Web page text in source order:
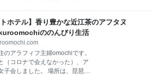
味がよくあって、サッパリと美
いているので、暑い夏にピッタ
ので、いろいろ試してみたいで
ニューは、こんな感じ。 トッピ
ラアイス・白玉団子などもあり
かき氷 ￥６００にしました。
け 白インゲン・うぐいす豆・金
っぷり入っています。 シロップ
プで、甘さは控えめですが、コ
トホテル】香り豊かな近江茶のアフタヌ
ののんびり生活
のアラフィフ主婦omochiです。
（コロナで会えなかった）、ア
子会しました。 場所は、琵琶湖